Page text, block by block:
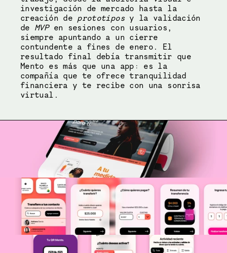
investigación de mercado hasta la
creación de prototipos y la validación
de MVP en sesiones con usuarios,
siempre apuntando a un cierre
contundente a fines de enero. El
resultado final debía transmitir que
Mento es más que una app: es la
compañía que te ofrece tranquilidad
financiera y te recibe con una sonrisa
virtual.